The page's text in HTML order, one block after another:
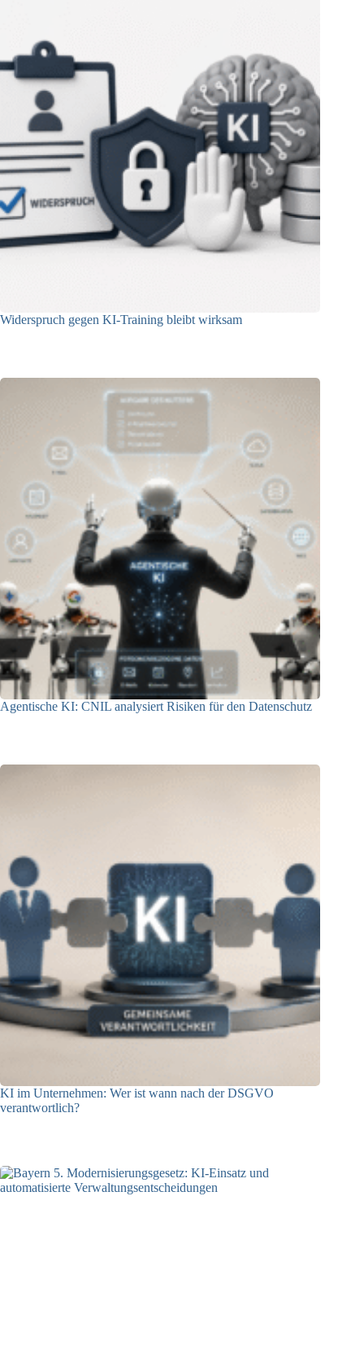
Widerspruch gegen KI-Training bleibt wirksam
Agentische KI: CNIL analysiert Risiken für den Datenschutz
KI im Unternehmen: Wer ist wann nach der DSGVO
verantwortlich?